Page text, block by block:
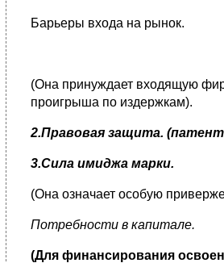
Барьеры входа на рынок.
(Она принуждает входящую
проигрыша по издержкам).
2.Правовая защита.
3.Сила имиджа марки.
(Она означает особую
Потребности в капитале.
(Для финансирования